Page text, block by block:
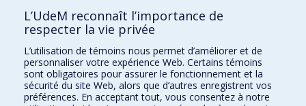
Qui fait quoi?
Nous trouver
Plan du site
Accessibilité
L’UdeM reconnaît l’importance de
respecter la vie privée
L’utilisation de témoins nous permet d’améliorer et de
personnaliser votre expérience Web. Certains témoins
sont obligatoires pour assurer le fonctionnement et la
sécurité du site Web, alors que d’autres enregistrent vos
préférences. En acceptant tout, vous consentez à notre